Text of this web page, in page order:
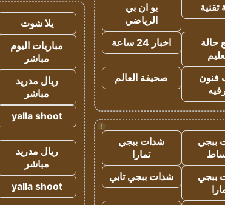
تقنية
يو ان بي
الرياضي
حالة
اخبار 24 ساعة
فنون
صحيفة العالم
!
ببجي
شدات ببجي
تمارا
ببجي
شدات ببجي تابي
يلا شوت
مباريات اليوم
مباشر
ريال مدريد
مباشر
yalla shoot
ريال مدريد
مباشر
yalla shoot